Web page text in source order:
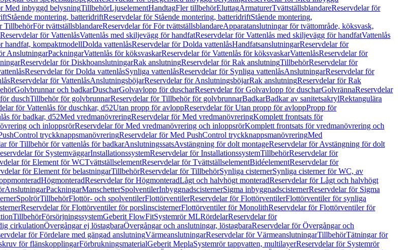
Med inbyggd belysningTillbehörLjuselementHandtagFler tillbehörEluttagArmaturerTvättställsblandareReservdelar för
Stående montering, batteridriftReservdelar för Stående montering, batteridriftStående montering,
TillbehörFör tvättställsblandareReservdelar för För tvättställsblandareApparatanslutningar för tvättområde, köksvask,
Reservdelar för VattenlåsVattenlås med skiljevägg för handfatReservdelar för Vattenlås med skiljevägg för handfatVattenlås
handfat, kompaktmodellDolda vattenlåsReservdelar för Dolda vattenlåsHandfatsanslutningarReservdelar för
AnslutningarPackningarVattenlås för köksvaskarReservdelar för Vattenlås för köksvaskarVattenlåsReservdelar för
Reservdelar för DiskhoanslutningarRak anslutningReservdelar för Rak anslutningTillbehörReservdelar för
Reservdelar för Dolda vattenlåsSynliga vattenlåsReservdelar för Synliga vattenlåsAnslutningarReservdelar för
Reservdelar för VattenlåsAnslutningsböjarReservdelar för AnslutningsböjarRak anslutningReservdelar för Rak
Golvbrunnar och badkarDuscharGolvavlopp för duscharReservdelar för Golvavlopp för duscharGolvrännaReservdelar
duschTillbehör för golvbrunnarReservdelar för Tillbehör för golvbrunnarBadkarBadkar av sanitetsakrylRektangulära
för Vattenlås för duschkar, d52Utan propp för avloppReservdelar för Utan propp för avloppPropp för
för badkar, d52Med vredmanövreringReservdelar för Med vredmanövreringKomplett frontsats för
och inloppsrörReservdelar för Med vredmanövrering och inloppsrörKomplett frontsats för vredmanövrering och
tryckknappsmanövreringReservdelar för Med PushControl tryckknappsmanövreringMed
för Tillbehör för vattenlås för badkarAnslutningssatsAvstängning för dolt montageReservdelar för Avstängning för dolt
för SystemväggarInstallationssystemReservdelar för InstallationssystemTillbehörReservdelar för
för Element för WCTvättställselementReservdelar för TvättställselementBidéelementReservdelar för
för Element för belastningarTillbehörReservdelar för TillbehörSynliga cisternerSynliga cisterner för WC, av
HögmonteradReservdelar för HögmonteradLågt och halvhögt monteradReservdelar för Lågt och halvhögt
AnslutningarPackningarManschetterSpolventilerInbyggnadscisternerSigma inbyggnadscisternerReservdelar för Sigma
SpolrörTillbehörFlottör- och spolventilerFlottörventilerReservdelar för FlottörventilerFlottörventiler för synliga
Reservdelar för Flottörventiler för porslinscisternerFlottörventiler för MonolithReservdelar för Flottörventiler för
TillbehörFörsörjningssystemGeberit FlowFitSystemrör MLRördelarReservdelar för
cirkulationÖvergångar ej löstagbaraÖvergångar och anslutningar, löstagbaraReservdelar för Övergångar och
för Fördelare med gängad anslutningVärmeanslutningarReservdelar för VärmeanslutningarTillbehörTätningar för
för flänskopplingarFörbrukningsmaterialGeberit MeplaSystemrör tappvatten, multilayerReservdelar för Systemrör